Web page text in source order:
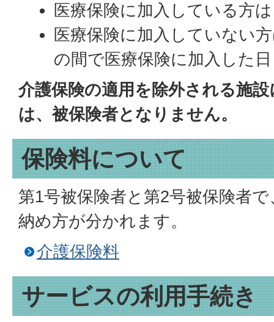
医療保険に加入している方
医療保険に加入していない
の間で医療保険に加入した日
介護保険の適用を除外される施
は、被保険者となりません。
保険料について
第1号被保険者と第2号被保険者
納め方が分かれます。
介護保険料
サービスの利用手続き